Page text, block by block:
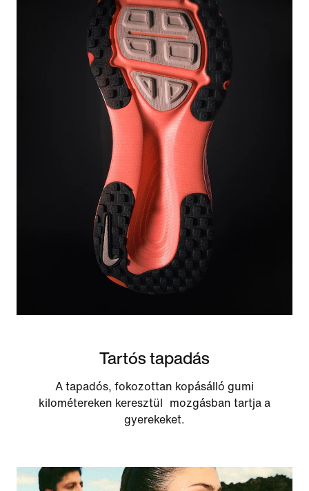
Tartós tapadás
A tapadós, fokozottan kopásálló gumi
kilométereken keresztül mozgásban tartja a
gyerekeket.